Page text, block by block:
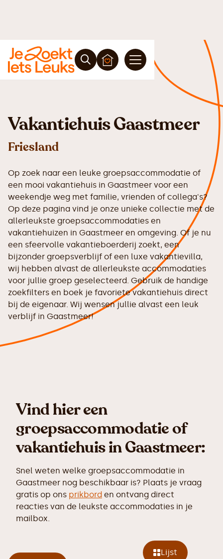
Vakantiehuis Gaastmeer
Friesland
Op zoek naar een leuke groepsaccommodatie of
een mooi vakantiehuis in Gaastmeer voor een
weekendje weg met familie, vrienden of collega's?
Op deze pagina vind je onze unieke collectie met de
allerleukste groepsaccommodaties en
vakantiehuizen in Gaastmeer en omgeving. Of je nu
een sfeervolle vakantieboerderij zoekt, een
bijzonder groepsverblijf of een luxe vakantievilla,
wij hebben alvast de allerleukste accommodaties
voor jullie groep geselecteerd. Gebruik de handige
zoekfilters en boek je favoriete vakantiehuis direct
bij de eigenaar. Wij wensen jullie alvast een leuk
verblijf in Gaastmeer!
Vind hier een
groepsaccommodatie of
vakantiehuis in Gaastmeer:
Snel weten welke groepsaccommodatie in
Gaastmeer nog beschikbaar is? Plaats je vraag
gratis op ons prikbord en ontvang direct
reacties van de leukste accommodaties in je
mailbox.
Lijst